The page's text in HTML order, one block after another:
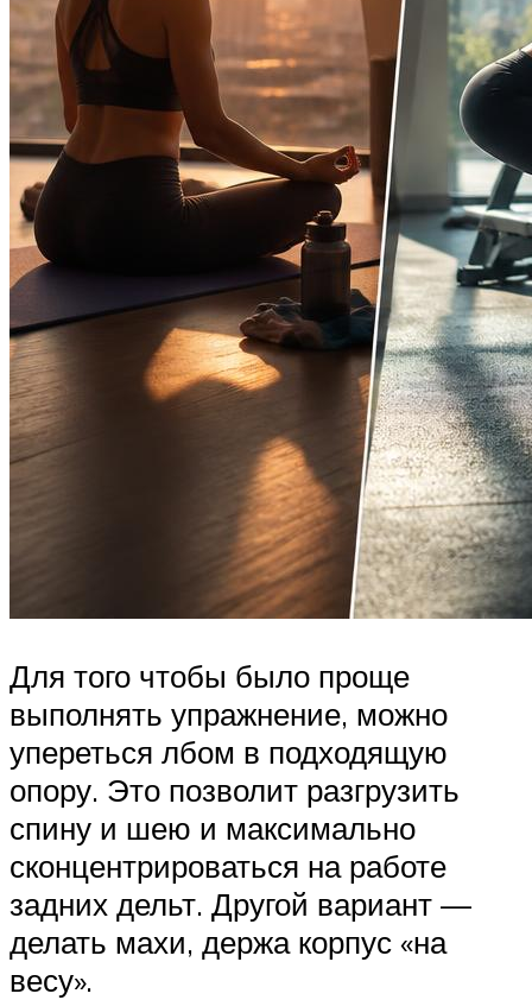
Для того чтобы было проще
выполнять упражнение, можно
упереться лбом в подходящую
опору. Это позволит разгрузить
спину и шею и максимально
сконцентрироваться на работе
задних дельт. Другой вариант —
делать махи, держа корпус «на
весу».